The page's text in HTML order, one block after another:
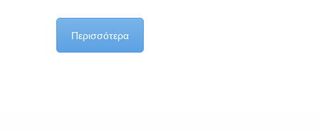
Περισσότερα